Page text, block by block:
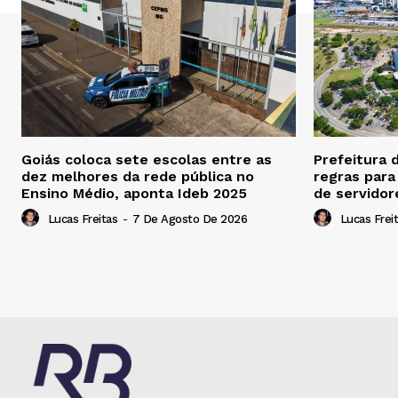
Goiás coloca sete escolas entre as
dez melhores da rede pública no
Ensino Médio, aponta Ideb 2025
Lucas Freitas - 7 De Agosto De 2026
Prefeitura
regras
de
Lucas